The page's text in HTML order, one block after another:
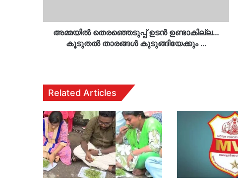
അമ്മയിൽ തെരഞ്ഞെടുപ്പ് ഉടൻ ഉണ്ടാകില്ല…
കൂടുതൽ താരങ്ങൾ കുടുങ്ങിയേക്കും …
Related Articles